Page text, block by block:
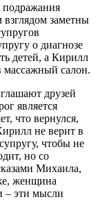
подражания
заметны
о диагнозе
детей, а Кирилл
массажный салон.
друзей
является
что вернулся,
не верит в
чтобы не
но со
Михаила,
женщина
– эти мысли